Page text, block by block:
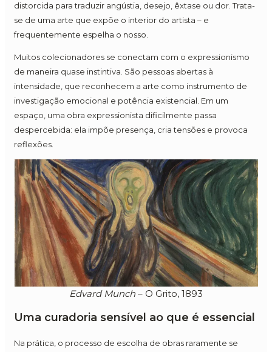
distorcida para traduzir angústia, desejo, êxtase ou dor. Trata-
se de uma arte que expõe o interior do artista – e
frequentemente espelha o nosso.
Muitos colecionadores se conectam com o expressionismo
de maneira quase instintiva. São pessoas abertas à
intensidade, que reconhecem a arte como instrumento de
investigação emocional e potência existencial. Em um
espaço, uma obra expressionista dificilmente passa
despercebida: ela impõe presença, cria tensões e provoca
reflexões.
Edvard Munch – O Grito, 1893
Uma curadoria sensível ao que é essencial
Na prática, o processo de escolha de obras raramente se